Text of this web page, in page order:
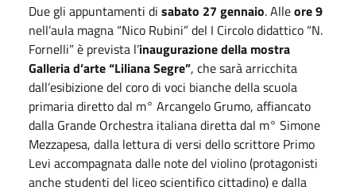
Due gli appuntamenti di sabato 27 gennaio. Alleore 9
nell’aula magna “Nico Rubini” del I Circolo didattico “N.
Fornelli” è prevista l’inaugurazione della mostra
Galleria d’arte “Liliana Segre”, che sarà arricchita
dall’esibizione del coro di voci bianche della scuola
primaria diretto dal m° Arcangelo Grumo, affiancato
dalla Grande Orchestra italiana diretta dal m° Simone
Mezzapesa, dalla lettura di versi dello scrittore Primo
Levi accompagnata dalle note del violino (protagonisti
anche studenti del liceo scientifico cittadino) e dalla